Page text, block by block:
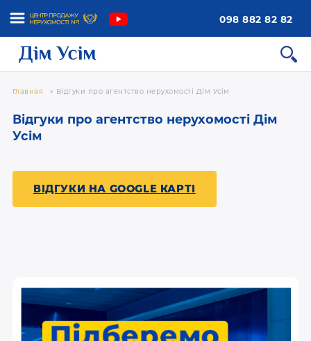
098 882 82 82
Главная » Відгуки про агентство нерухомості Дім Усім
Відгуки про агентство нерухомості Дім
Усім
ВІДГУКИ НА GOOGLE КАРТІ